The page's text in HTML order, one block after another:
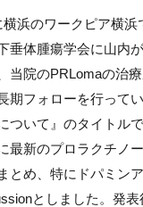
横浜のワークピア横浜
垂体腫瘍学会に山内
当院のPRLomaの治
期フォローを行って
ついて』のタイトル
最新のプロラクチノ
とめ、特にドパミン
としました。発